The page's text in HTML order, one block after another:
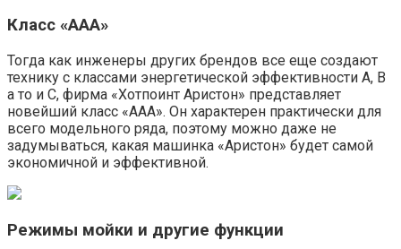
Класс «ААА»
Тогда как инженеры других брендов все еще создают
технику с классами энергетической эффективности А, В
а то и С, фирма «Хотпоинт Аристон» представляет
новейший класс «ААА». Он характерен практически для
всего модельного ряда, поэтому можно даже не
задумываться, какая машинка «Аристон» будет самой
экономичной и эффективной.
Режимы мойки и другие функции